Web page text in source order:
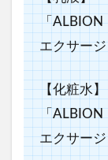
「ALBION
エクサー
【化粧水】
「ALBION
エクサー